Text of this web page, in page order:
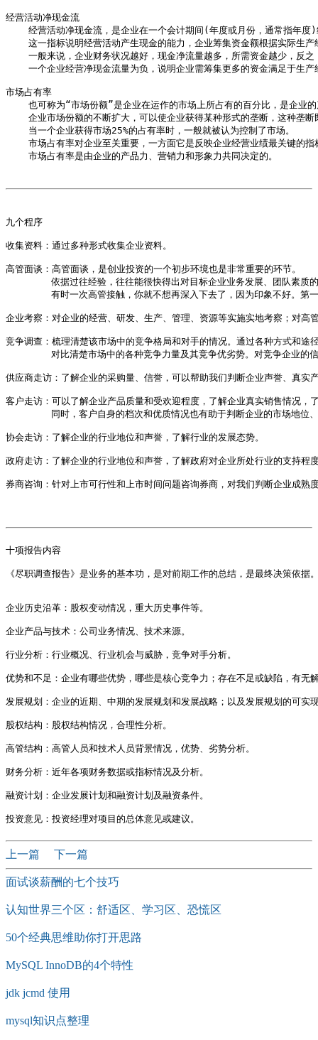
经营活动净现金流
经营活动净现金流，是企业在一个会计期间(年度或月份，通常指年度
这一指标说明经营活动产生现金的能力，企业筹集资金额根据实际生
一般来说，企业财务状况越好，现金净流量越多，所需资金越少，反
一个企业经营净现金流量为负，说明企业需筹集更多的资金满足于生
市场占有率
也可称为“市场份额”是企业在运作的市场上所占有的百分比，是企业
企业市场份额的不断扩大，可以使企业获得某种形式的垄断，这种垄
    当一个企业获得市场25%的占有率时，一般就被认为控制了市场。
市场占有率对企业至关重要，一方面它是反映企业经营业绩最关键的
    市场占有率是由企业的产品力、营销力和形象力共同决定的。
九个程序
收集资料：通过多种形式收集企业资料。
高管面谈：高管面谈，是创业投资的一个初步环境也是非常重要的环节。
依据过往经验，往往能很快得出对目标企业业务发展、团队素质
有时一次高管接触，你就不想再深入下去了，因为印象不好。第
企业考察：对企业的经营、研发、生产、管理、资源等实施实地考察；对
竞争调查：梳理清楚该市场中的竞争格局和对手的情况。通过各种方式和途
对比清楚市场中的各种竞争力量及其竞争优劣势。对竞争企业的
供应商走访：了解企业的采购量、信誉，可以帮助我们判断企业声誉、真实
客户走访：可以了解企业产品质量和受欢迎程度，了解企业真实销售情况，
同时，客户自身的档次和优质情况也有助于判断企业的市场地位
协会走访：了解企业的行业地位和声誉，了解行业的发展态势。
政府走访：了解企业的行业地位和声誉，了解政府对企业所处行业的支持程
券商咨询：针对上市可行性和上市时间问题咨询券商，对我们判断企业成熟
十项报告内容
《尽职调查报告》是业务的基本功，是对前期工作的总结，是最终决策依
企业历史沿革：股权变动情况，重大历史事件等。
企业产品与技术：公司业务情况、技术来源。
行业分析：行业概况、行业机会与威胁，竞争对手分析。
优势和不足：企业有哪些优势，哪些是核心竞争力；存在不足或缺陷，有无
发展规划：企业的近期、中期的发展规划和发展战略；以及发展规划的可实
股权结构：股权结构情况，合理性分析。
高管结构：高管人员和技术人员背景情况，优势、劣势分析。
财务分析：近年各项财务数据或指标情况及分析。
融资计划：企业发展计划和融资计划及融资条件。
上一篇 下一篇
面试谈薪酬的七个技巧
认知世界三个区：舒适区、学习区、恐慌区
50个经典思维助你打开思路
MySQL InnoDB的4个特性
jdk jcmd 使用
mysql知识点整理